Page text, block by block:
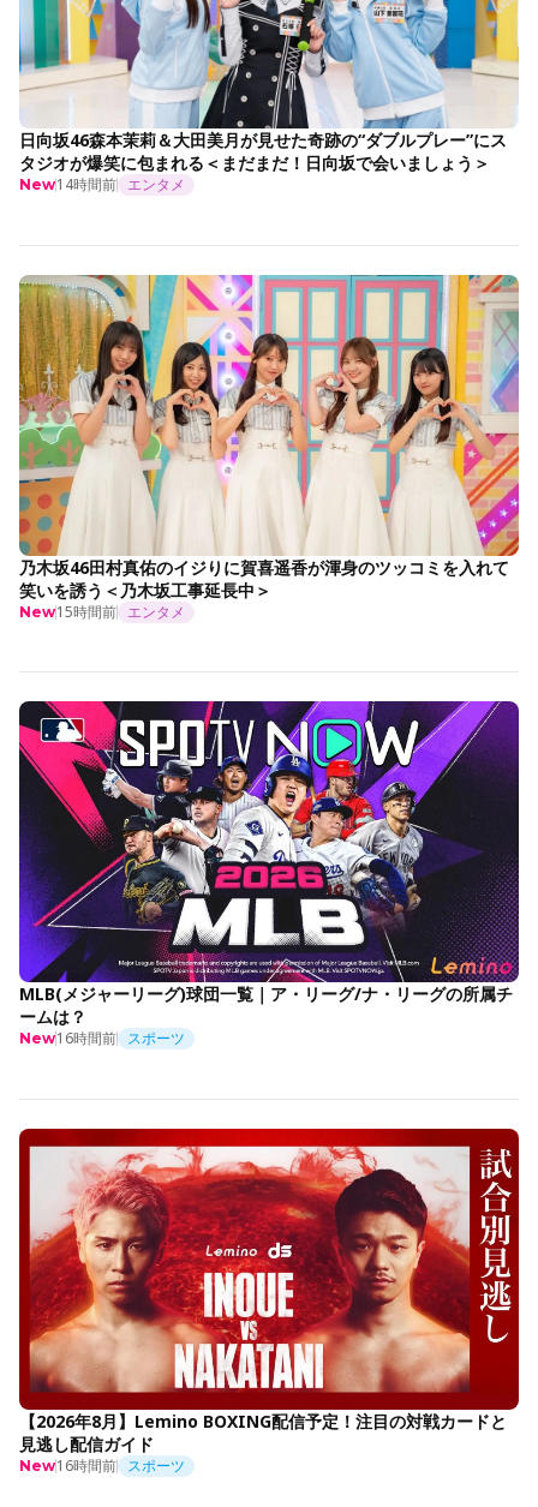
日向坂46森本茉莉＆大田美月が見せた奇跡の“ダブルプレー”にス
タジオが爆笑に包まれる＜まだまだ！日向坂で会いましょう＞
New14時間前 エンタメ
乃木坂46田村真佑のイジりに賀喜遥香が渾身のツッコミを入れて
笑いを誘う＜乃木坂工事延長中＞
New15時間前 エンタメ
MLB(メジャーリーグ)球団一覧｜ア・リーグ/ナ・リーグの所属チ
ームは？
New16時間前 スポーツ
【2026年8月】Lemino BOXING配信予定！注目の対戦カードと
見逃し配信ガイド
New16時間前 スポーツ